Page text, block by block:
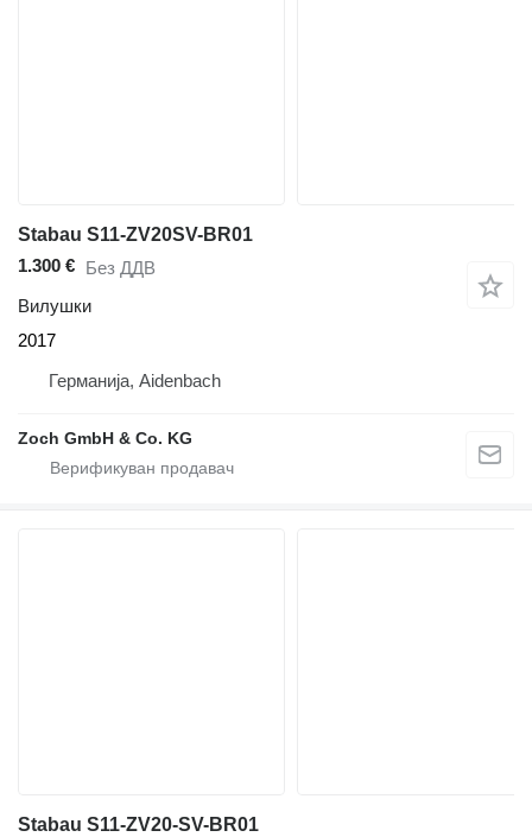
Stabau S11-ZV20SV-BR01
1.300 € Без ДДВ
Вилушки
2017
Германија, Aidenbach
Zoch GmbH & Co. KG
Stabau S11-ZV20-SV-BR01